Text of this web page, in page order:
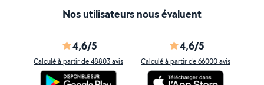
Nos utilisateurs nous évaluent
4,6/5
Calculé à partir de 48803 avis
4,6/5
Calculé à partir de 66000 avis